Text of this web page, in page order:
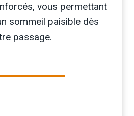
vous permettant
sommeil paisible dès
passage.